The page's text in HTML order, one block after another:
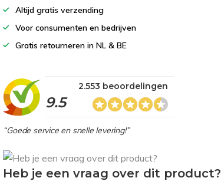
Altijd gratis verzending
Voor consumenten en bedrijven
Gratis retourneren in NL & BE
9.5
2.553 beoordelingen
“Goede service en snelle levering!”
Heb je een vraag over dit product?